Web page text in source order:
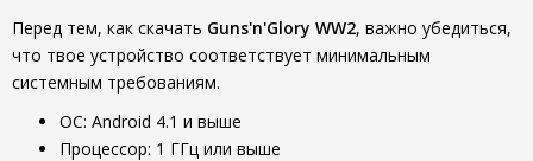
Перед тем, как скачать Guns'n'Glory WW2, важно убедиться,
что твое устройство соответствует минимальным
системным требованиям.
ОС: Android 4.1 и выше
Процессор: 1 ГГц или выше